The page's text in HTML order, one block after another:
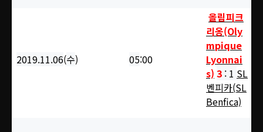
2019.11.06(수) 05:00
올림피크
리옹(Oly
mpique
Lyonnai
s) 3 : 1 SL
벤피카(SL
Benfica)